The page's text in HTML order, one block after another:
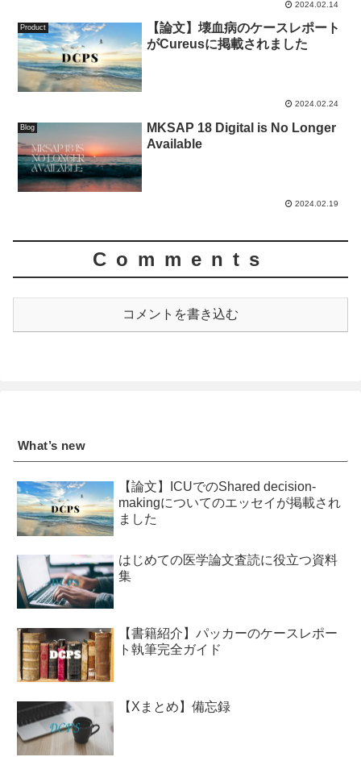
2024.02.14
Product
【論文】壊血病のケースレポート
がCureusに掲載されました
2024.02.24
Blog
MKSAP 18 Digital is No Longer
Available
2024.02.19
Comments
コメントを書き込む
What’s new
【論文】ICUでのShared decision-
makingについてのエッセイが掲載され
ました
はじめての医学論文査読に役立つ資料
集
【書籍紹介】パッカーのケースレポー
ト執筆完全ガイド
【Xまとめ】備忘録